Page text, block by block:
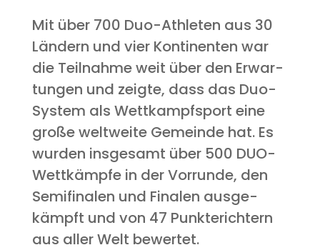
Mit über 700 Duo-Ath­le­ten aus 30
Län­dern und vier Kon­ti­nen­ten war
die Teil­nah­me weit über den Erwar­
tun­gen und zeig­te, dass das Duo-
Sys­tem als Wett­kampf­sport eine
gro­ße welt­wei­te Gemein­de hat. Es
wur­den ins­ge­samt über 500 DUO-
Wett­kämp­fe in der Vor­run­de, den
Semi­fi­na­len und Fina­len aus­ge­
kämpft und von 47 Punk­te­rich­tern
aus aller Welt bewertet.